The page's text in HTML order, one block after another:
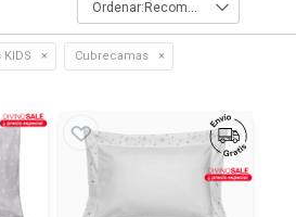
Recomendados
Cubrecamas